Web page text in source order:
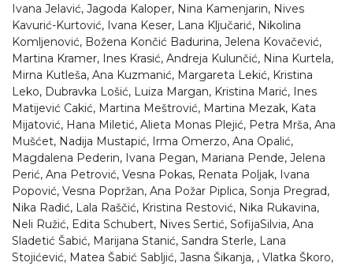
Ivana Jelavić, Jagoda Kaloper, Nina Kamenjarin, Nives
Kavurić-Kurtović, Ivana Keser, Lana Ključarić, Nikolina
Komljenović, Božena Končić Badurina, Jelena Kovačević,
Martina Kramer, Ines Krasić, Andreja Kulunčić, Nina Kurtela,
Mirna Kutleša, Ana Kuzmanić, Margareta Lekić, Kristina
Leko, Dubravka Lošić, Luiza Margan, Kristina Marić, Ines
Matijević Cakić, Martina Meštrović, Martina Mezak, Kata
Mijatović, Hana Miletić, Alieta Monas Plejić, Petra Mrša, Ana
Mušćet, Nadija Mustapić, Irma Omerzo, Ana Opalić,
Magdalena Pederin, Ivana Pegan, Mariana Pende, Jelena
Perić, Ana Petrović, Vesna Pokas, Renata Poljak, Ivana
Popović, Vesna Popržan, Ana Požar Piplica, Sonja Pregrad,
Nika Radić, Lala Raščić, Kristina Restović, Nika Rukavina,
Neli Ružić, Edita Schubert, Nives Sertić, SofijaSilvia, Ana
Sladetić Šabić, Marijana Stanić, Sandra Sterle, Lana
Stojićević, Matea Šabić Sabljić, Jasna Šikanja, , Vlatka Škoro,